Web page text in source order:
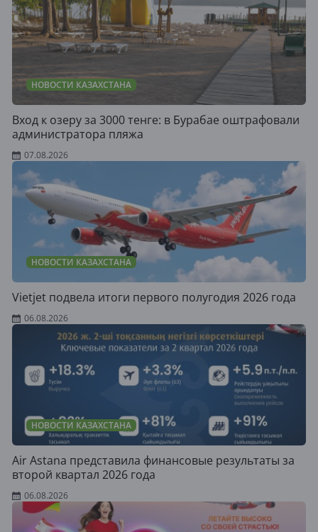
НОВОСТИ КАЗАХСТАНА
Вход к озеру за 3000 тенге: в Бурабае оштрафовали
администратора пляжа
07.08.2026
НОВОСТИ КАЗАХСТАНА
Vietjet подвела итоги первого полугодия 2026 года
06.08.2026
НОВОСТИ КАЗАХСТАНА
Air Astana представила финансовые результаты за
второй квартал 2026 года
06.08.2026